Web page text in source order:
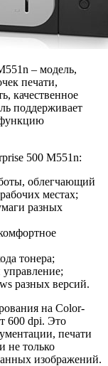
– модель,
печати,
качественное
поддерживает
функцию
500 M551n:
облегчающий
местах;
разных
тонера;
управление;
разных версий.
на Color-
600 dpi. Это
печати
не только
изображений.